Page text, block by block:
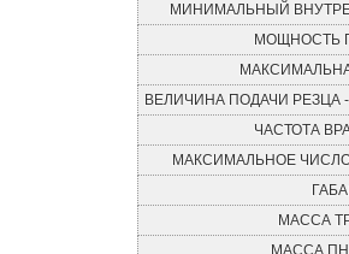
МИНИМАЛЬНЫЙ
МОЩНОСТЬ
ВЕЛИЧИНА ПОДАЧИ РЕЗЦА
ЧАСТОТА
МАКСИМАЛЬНОЕ
МАССА
МАССА